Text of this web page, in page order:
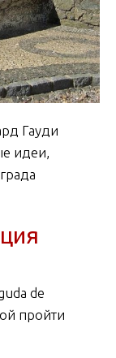
Гауди
идеи,
de
пройти